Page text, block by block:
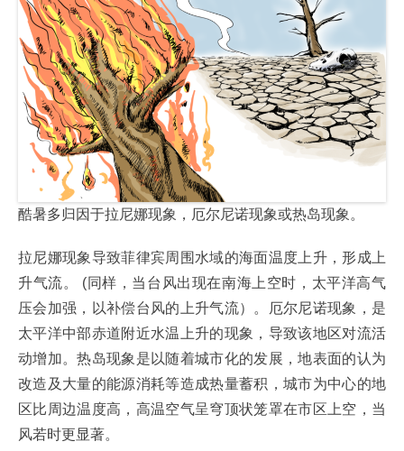
酷暑多归因于拉尼娜现象，厄尔尼诺现象或热岛现象。
拉尼娜现象导致菲律宾周围水域的海面温度上升，形成上
升气流。 (同样，当台风出现在南海上空时，太平洋高气
压会加强，以补偿台风的上升气流）。厄尔尼诺现象，是
太平洋中部赤道附近水温上升的现象，导致该地区对流活
动增加。热岛现象是以随着城市化的发展，地表面的认为
改造及大量的能源消耗等造成热量蓄积，城市为中心的地
区比周边温度高，高温空气呈穹顶状笼罩在市区上空，当
风若时更显著。